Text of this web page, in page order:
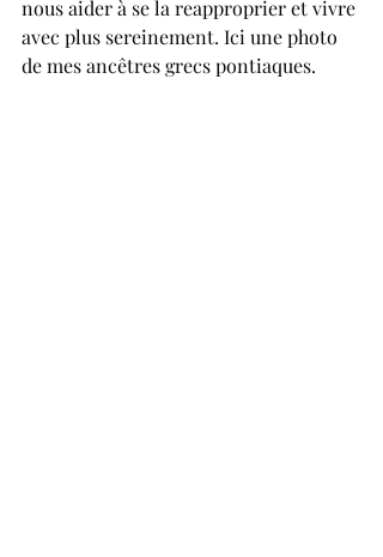
nous aider à se la reapproprier et vivre
avec plus sereinement. Ici une photo
de mes ancêtres grecs pontiaques.